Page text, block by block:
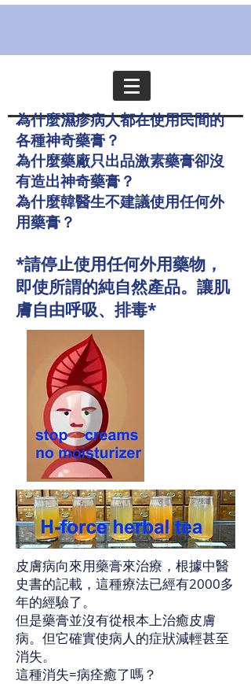
為什麼濕疹病人都在使用民間的
各種神奇藥膏？
為什麼藥廠只出品激素藥膏卻沒
有造出神奇藥膏？
為什麼韓醫生不建議使用任何外
用藥膏？
*請停止使用任何外用藥物，
即使所謂的純自然產品。 讓肌
膚自由呼吸、排毒*
皮膚病向來用藥膏來治療，根據中醫
史書的記載，這種療法已經有2000多
年的經驗了。
但是藥膏並沒有從根本上治癒皮膚
病。但它確實使病人的症狀減輕甚至
消失。
這種消失=病痊癒了嗎？